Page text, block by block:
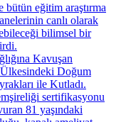
eğitim araştırma
canlı olarak
bilimsel bir
Kavuşan
Doğum
ile Kutladı.
sertifikasyonu
81 yaşındaki